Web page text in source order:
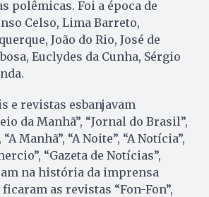
polêmicas. Foi a época de
Celso, Lima Barreto,
João do Rio, José de
Euclydes da Cunha, Sérgio
e revistas esbanjavam
da Manhã”, “Jornal do Brasil”,
Manhã”, “A Noite”, “A Notícia”,
“Gazeta de Notícias”,
na história da imprensa
as revistas “Fon-Fon”,